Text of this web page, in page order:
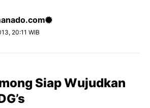
20:11 WIB
Siap Wujudkan